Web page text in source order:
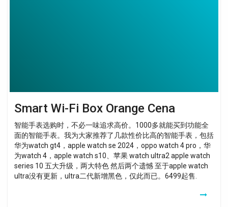
Smart Wi-Fi Box Orange Cena
智能手表选购时，不必一味追求高价。1000多就能买到功能全
面的智能手表。我为大家推荐了几款性价比高的智能手表，包括
华为watch gt4，apple watch se 2024，oppo watch 4 pro，华
为watch 4，apple watch s10、苹果 watch ultra2 apple watch
series 10 五大升级，两大特色 然后两个遗憾 至于apple watch
ultra没有更新，ultra二代新增黑色，仅此而已。6499起售.